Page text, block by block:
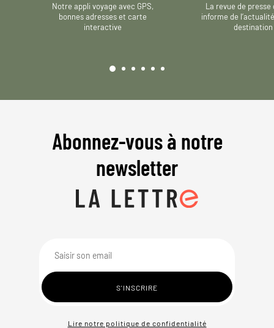
Notre appli voyage avec GPS,
bonnes adresses et carte
interactive
La revue de presse
informe de
destination
Abonnez-vous à notre
newsletter
Lire notre politique de confidentialité